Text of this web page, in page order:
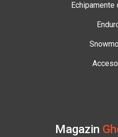
Echipamente
Magazin